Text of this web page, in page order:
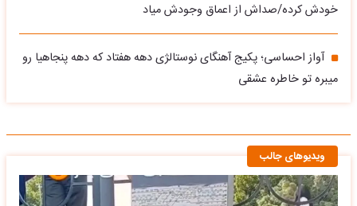
خودش کرده/صداش از اعماق وجودش میاد
آواز احساسی؛ پکیج آهنگای نوستالژی دهه هفتاد که دهه پنجاهیا رو
میبره تو خاطره عشقی
ویدیوهای جالب